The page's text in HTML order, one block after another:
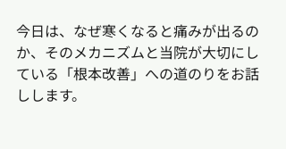
今日は、なぜ寒くなると痛みが出るの
か、そのメカニズムと当院が大切にし
ている「根本改善」への道のりをお話
しします。